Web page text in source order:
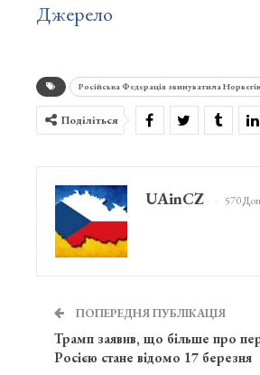
Джерело
Російська Федерація звинуватила
Поділіться
UAinCZ 570
ПОПЕРЕДНЯ ПУБЛІКАЦІЯ
Трамп заявив, що більше про
Росією стане відомо 17 березня